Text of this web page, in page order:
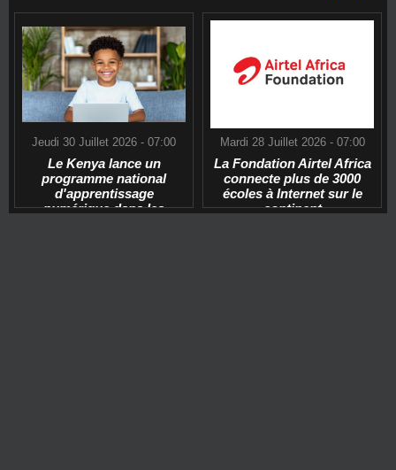
Jeudi 30 Juillet 2026 - 07:00
Le Kenya lance un
programme national
d'apprentissage
numérique dans les
Mardi 28 Juillet 2026 - 07:00
La Fondation Airtel Africa
connecte plus de 3000
écoles à Internet sur le
continent